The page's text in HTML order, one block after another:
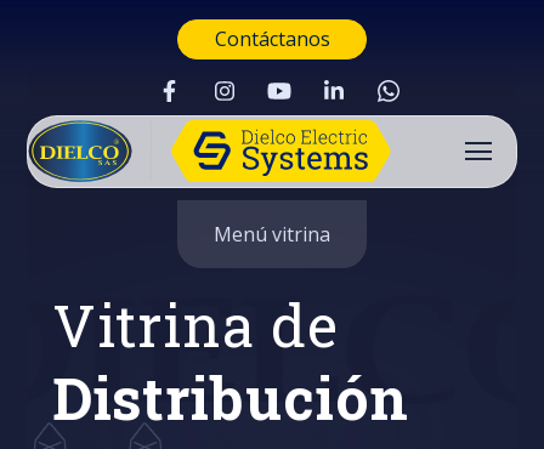
Contáctanos
Menú vitrina
Vitrina de
Distribución